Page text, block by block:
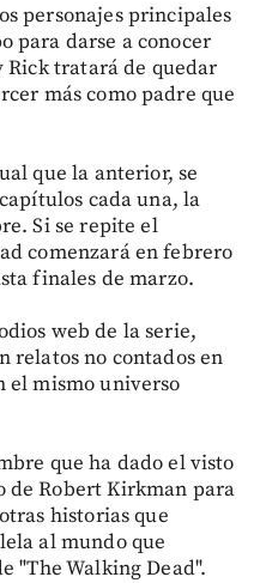
personajes principales
para darse a conocer
Rick tratará de quedar
más como padre que
que la anterior, se
cada una, la
Si se repite el
comenzará en febrero
finales de marzo.
web de la serie,
relatos no contados en
el mismo universo
que ha dado el visto
de Robert Kirkman para
historias que
al mundo que
"The Walking Dead".